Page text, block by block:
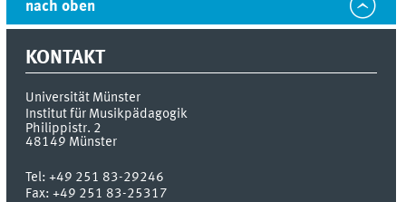
nach oben
KONTAKT
Universität Münster
Institut für Musikpädagogik
Philippistr. 2
48149 Münster
Tel:+49 251 83-29246
Fax:+49 251 83-25317